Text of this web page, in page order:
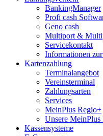
BankingManager
Profi cash
Geno cash
Multiport &
Servicekontakt
Informationen
Kartenzahlung
Terminalangebot
Vereinsterminal
Zahlungsarten
Services
MeinPlus Regio+
Unsere MeinPlus
Kassensysteme